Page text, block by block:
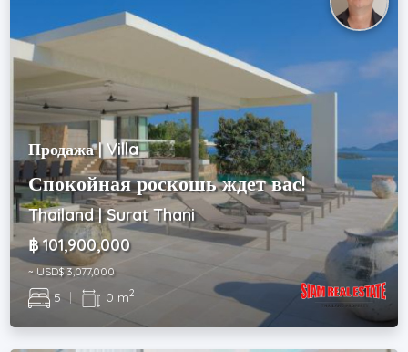
Продажа | Villa
Спокойная роскошь ждет вас!
Thailand | Surat Thani
฿ 101,900,000
~ USD$ 3,077,000
5 | 0 m2